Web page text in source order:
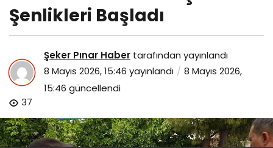
Şenlikleri Başladı
Şeker Pınar Haber tarafından yayınlandı
8 Mayıs 2026, 15:46 yayınlandı
8 Mayıs 2026,
15:46 güncellendi
37